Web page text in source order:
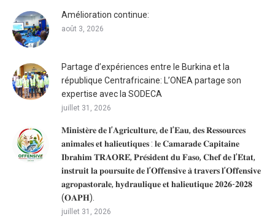
Amélioration continue:
août 3, 2026
Partage d’expériences entre le Burkina et la
république Centrafricaine: L’ONEA partage son
expertise avec la SODECA
juillet 31, 2026
𝐌𝐢𝐧𝐢𝐬𝐭𝐞̀𝐫𝐞 𝐝𝐞 𝐥’𝐀𝐠𝐫𝐢𝐜𝐮𝐥𝐭𝐮𝐫𝐞, 𝐝𝐞 𝐥’𝐄𝐚𝐮, 𝐝𝐞𝐬 𝐑𝐞𝐬𝐬𝐨𝐮𝐫𝐜𝐞𝐬
𝐚𝐧𝐢𝐦𝐚𝐥𝐞𝐬 𝐞𝐭 𝐡𝐚𝐥𝐢𝐞𝐮𝐭𝐢𝐪𝐮𝐞𝐬 : 𝐥𝐞 𝐂𝐚𝐦𝐚𝐫𝐚𝐝𝐞 𝐂𝐚𝐩𝐢𝐭𝐚𝐢𝐧𝐞
𝐈𝐛𝐫𝐚𝐡𝐢𝐦 𝐓𝐑𝐀𝐎𝐑𝐄́, 𝐏𝐫𝐞́𝐬𝐢𝐝𝐞𝐧𝐭 𝐝𝐮 𝐅𝐚𝐬𝐨, 𝐂𝐡𝐞𝐟 𝐝𝐞 𝐥’𝐄́𝐭𝐚𝐭,
𝐢𝐧𝐬𝐭𝐫𝐮𝐢𝐭 𝐥𝐚 𝐩𝐨𝐮𝐫𝐬𝐮𝐢𝐭𝐞 𝐝𝐞 𝐥’𝐎𝐟𝐟𝐞𝐧𝐬𝐢𝐯𝐞 𝐚̀ 𝐭𝐫𝐚𝐯𝐞𝐫𝐬 𝐥’𝐎𝐟𝐟𝐞𝐧𝐬𝐢𝐯𝐞
𝐚𝐠𝐫𝐨𝐩𝐚𝐬𝐭𝐨𝐫𝐚𝐥𝐞, 𝐡𝐲𝐝𝐫𝐚𝐮𝐥𝐢𝐪𝐮𝐞 𝐞𝐭 𝐡𝐚𝐥𝐢𝐞𝐮𝐭𝐢𝐪𝐮𝐞 𝟐𝟎𝟐𝟔-𝟐𝟎𝟐𝟖
(𝐎𝐀𝐏𝐇).
juillet 31, 2026